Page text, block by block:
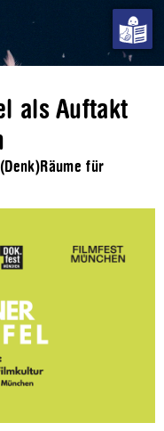
als Auftakt
für